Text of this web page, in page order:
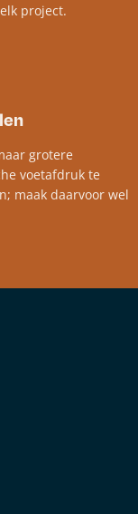
project.​
grotere
voetafdruk te
maak daarvoor wel